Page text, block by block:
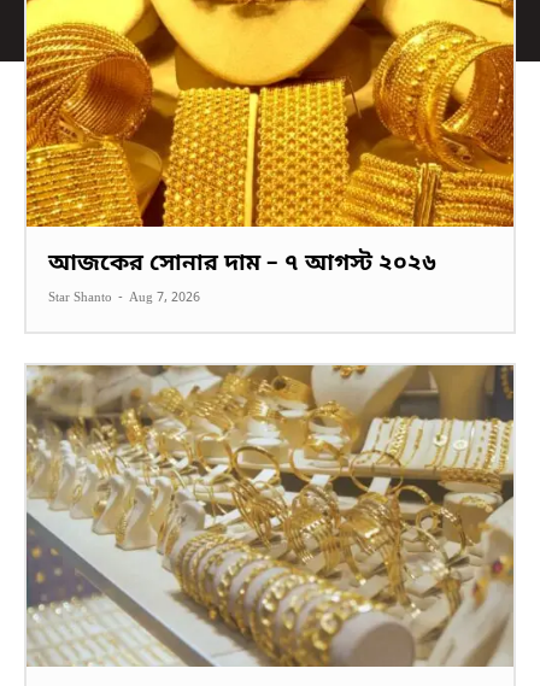
আজকের সোনার দাম – ৭ আগস্ট ২০২৬
Star Shanto - Aug 7, 2026